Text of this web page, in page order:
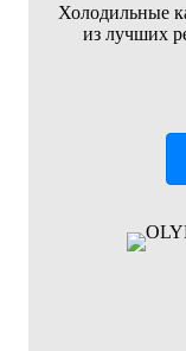
Холодильные
из лучших